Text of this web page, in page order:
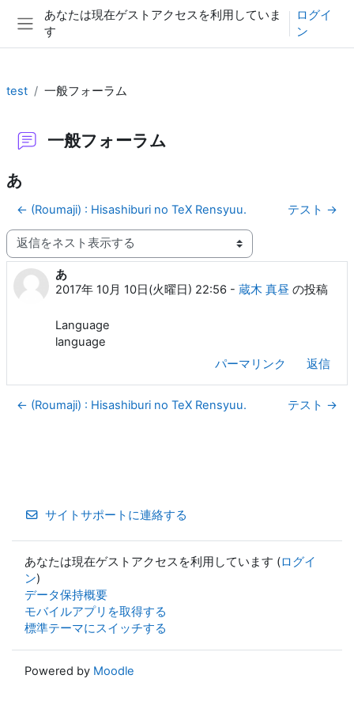
メインコンテンツへスキップする
サイドパネル
あなたは現在ゲストアクセスを利用していま
す
ログイ
ン
test 一般フォーラム
一般フォーラム
あ
← (Roumaji) : Hisashiburi no TeX Rensyuu. テスト →
表示モード
あ
2017年 10月 10日(火曜日) 22:56 - 蔵木 真昼 の投稿
返信数: 0
Language
language
パーマリンク
返信
← (Roumaji) : Hisashiburi no TeX Rensyuu. テスト →
サイトサポートに連絡する
あなたは現在ゲストアクセスを利用しています (ログイ
ン)
データ保持概要
モバイルアプリを取得する
標準テーマにスイッチする
Powered by Moodle